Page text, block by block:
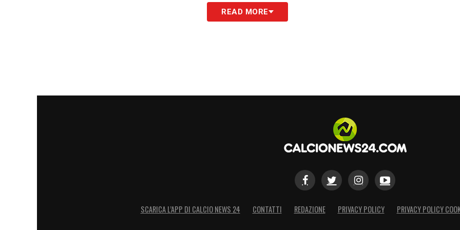
suo giudizio sul ruolo svolto dalla delegazione marsigliese, che ha peggiorato la serata
Marsiglia. Senza scordarsi provocazioni ed eccessi di loro giocatori nel primo tempo. il
Nizza condanna fermamente questi fatti, decisivi nel corso dei deplorevoli eventi
READ MORE
SCARICA L’APP DI CALCIO NEWS 24 CONTATTI REDAZIONE PRIVACY POLICY PRIVACY POLICY